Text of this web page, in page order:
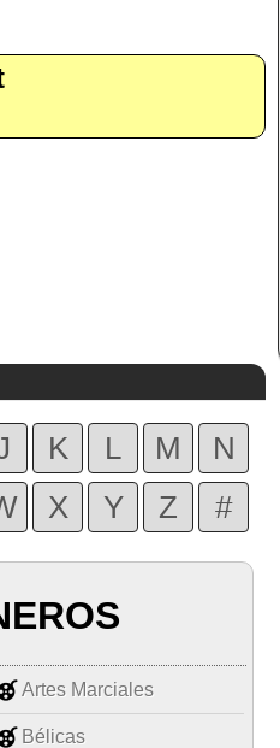
K L M
N
X Y Z #
Artes Marciales
Bélicas